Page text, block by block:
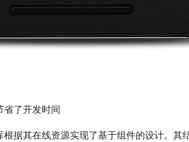
了开发时间
据其在线资源实现了基于组件的设计。其